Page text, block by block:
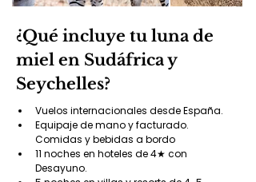
¿Qué incluye tu luna de
miel en Sudáfrica y
Seychelles?
Vuelos internacionales desde España.
Equipaje de mano y facturado.
Comidas y bebidas a bordo
11 noches en hoteles de 4★ con
Desayuno.